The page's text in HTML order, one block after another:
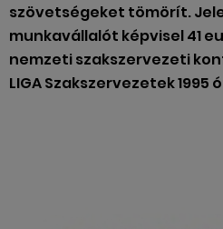
szövetségeket tömörít.
munkavállalót képvisel 41
nemzeti szakszervezeti
LIGA Szakszervezetek 1995